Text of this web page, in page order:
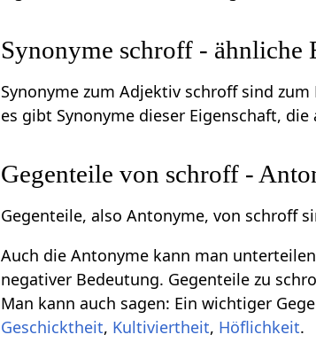
Synonyme schroff - ähnliche
Synonyme zum Adjektiv schroff sind zum
es gibt Synonyme dieser Eigenschaft,
Gegenteile von schroff -
Gegenteile, also Antonyme, von schroff
Auch die Antonyme kann man
negativer Bedeutung. Gegenteile zu
Man kann auch sagen: Ein wichtiger
Geschicktheit, Kultiviertheit, Höflichkeit.